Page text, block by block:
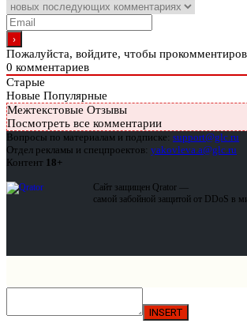
Пожалуйста, войдите, чтобы
0 комментариев
Старые
Новые Популярные
Межтекстовые Отзывы
Посмотреть все комментарии
Вопросы по материалам и подписке: support@glc.ru
Отдел рекламы и спецпроектов: yakovleva.a@glc.ru
Контент 18+
Сайт защищен Qrator —
самой забойной защитой от DDoS в
INSERT